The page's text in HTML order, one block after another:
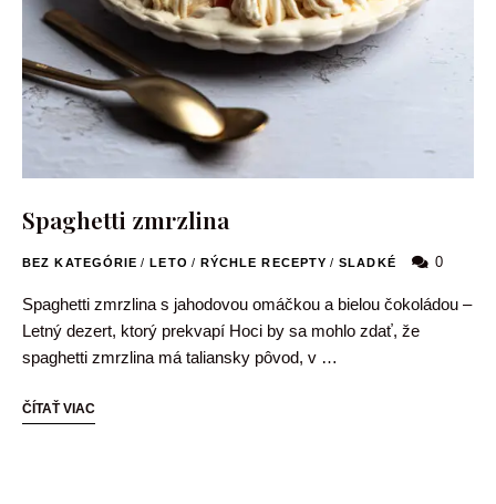
Spaghetti zmrzlina
BEZ KATEGÓRIE / LETO / RÝCHLE RECEPTY / SLADKÉ 0
Spaghetti zmrzlina s jahodovou omáčkou a bielou čokoládou –
Letný dezert, ktorý prekvapí Hoci by sa mohlo zdať, že
spaghetti zmrzlina má taliansky pôvod, v …
ČÍTAŤ VIAC